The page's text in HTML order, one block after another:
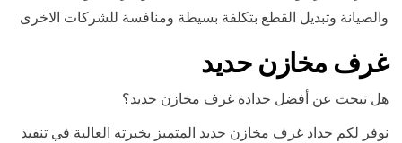
والصيانة وتبديل القطع بتكلفة بسيطة ومنافسة للشركات الاخرى
غرف مخازن حديد
هل تبحث عن أفضل حدادة غرف مخازن حديد؟
نوفر لكم حداد غرف مخازن حديد المتميز بخبرته العالية في تنفيذ